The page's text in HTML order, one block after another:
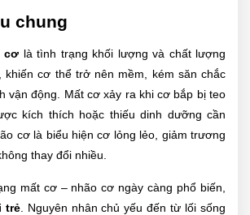
chung
cơ là tình trạng khối lượng và chất lượng
khiến cơ thể trở nên mềm, kém săn chắc
vận động. Mất cơ xảy ra khi cơ bắp bị teo
kích thích hoặc thiếu dinh dưỡng cần
cơ là biểu hiện cơ lỏng lẻo, giảm trương
thay đổi nhiều.
mất cơ – nhão cơ ngày càng phổ biến,
trẻ. Nguyên nhân chủ yếu đến từ lối sống